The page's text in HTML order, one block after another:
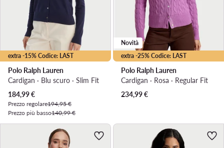
extra -15% Codice: LAST
Polo Ralph Lauren
Cardigan · Blu scuro · Slim Fit
Prezzo attuale
184,99€
Prezzo regolare194,95 €
Prezzo più basso140,99 €
extra -25% Codice: LAST
Novità
Polo Ralph Lauren
Cardigan · Rosa · Regular Fit
234,99€